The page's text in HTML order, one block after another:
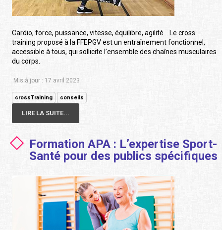
Cardio, force, puissance, vitesse, équilibre, agilité… Le cross
training proposé à la FFEPGV est un entraînement fonctionnel,
accessible à tous, qui sollicite l’ensemble des chaînes musculaires
du corps.
Mis à jour : 17 avril 2023
crossTraining conseils
LIRE LA SUITE...
Formation APA : L’expertise Sport-
Santé pour des publics spécifiques